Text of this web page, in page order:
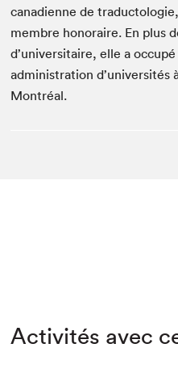
canadienne de
membre honoraire. En plus
d’universitaire, elle a
administration d’universités
Montréal.
Activités avec